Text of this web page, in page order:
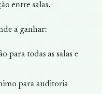
entre salas.
a ganhar:
para todas as salas e
para auditoria